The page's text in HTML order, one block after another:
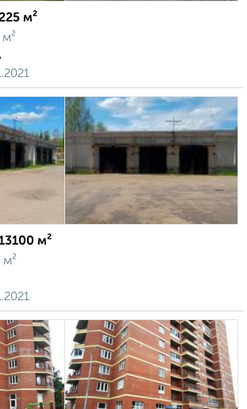
м²
м²
м²
м²